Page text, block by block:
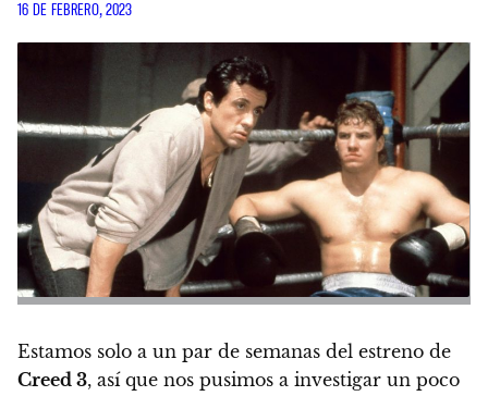
16 DE FEBRERO, 2023
Estamos solo a un par de semanas del estreno de
Creed 3, así que nos pusimos a investigar un poco